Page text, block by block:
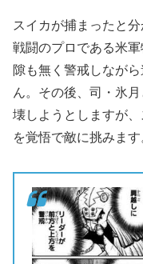
スイカが捕まったと
戦闘のプロである米
隙も無く警戒しなが
ん。その後、司・氷
壊しようとしますが
を覚悟で敵に挑みます